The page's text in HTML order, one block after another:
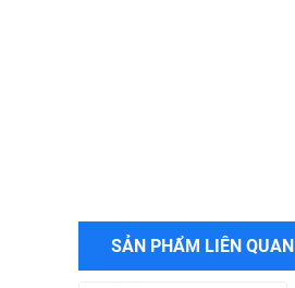
SẢN PHẨM LIÊN QUAN